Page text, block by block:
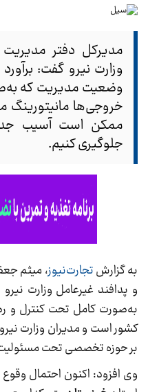
مدیرکل دفتر
وزارت نیرو گفت:
خروجی‌ها مانیتورینگ
ممکن است آسیب
جلوگیری کنیم.
به گزارشتجارت‌نیوز، میثم
و پدافند غیرعامل وزارت
به‌صورت کامل تحت کنترل
کشور است و مدیران وزارت
بر حوزه تخصصی تحت
وی افزود: اکنون احتمال